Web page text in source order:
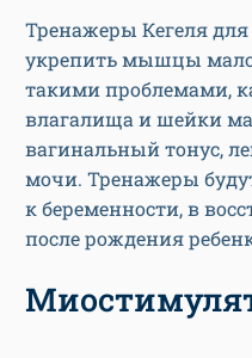
Тренажеры Кегеля
укрепить мышцы
такими проблемами,
влагалища и шейки
вагинальный тонус,
мочи. Тренажеры
к беременности, в
после рождения